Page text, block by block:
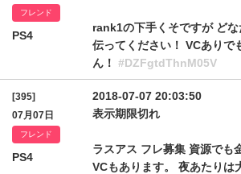
フレンド
PS4
rank1の下手くそですが ど
伝ってください！ VCありで
ん！ #DZFgtdThnM05V
[395]
07月07日
フレンド
PS4
2018-07-07 20:03:50
表示期限切れ
ラスアス フレ募集 資源でも
VCもあります。 夜あたりは